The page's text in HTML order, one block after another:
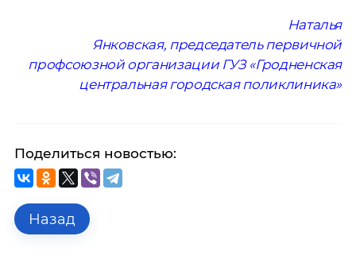
Наталья
Янковская, председатель первичной
профсоюзной организации ГУЗ «Гродненская
центральная городская поликлиника»
Поделиться новостью:
Назад